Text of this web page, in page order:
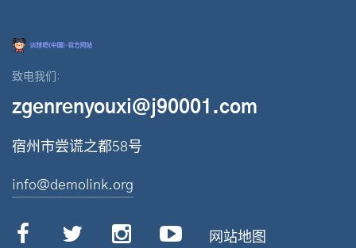
致电我们:
zgenrenyouxi@j90001.com
宿州市尝谎之都58号
info@demolink.org
网站地图